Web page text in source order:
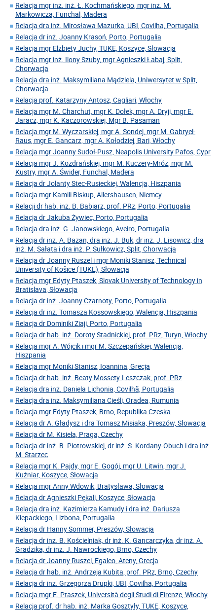
Relacja mgr inż. inż. Ł. Kochmańskiego, mgr inż. M.
Markowicza, Funchal, Madera
Relacja dra inż. Mirosława Mazurka, UBI, Covilha, Portugalia
Relacja dr inż. Joanny Krasoń, Porto, Portugalia
Relacja mgr Elżbiety Juchy, TUKE, Koszyce, Słowacja
Relacja mgr inż. Ilony Szuby, mgr Agnieszki Łabaj, Split,
Chorwacja
Relacja dra inż. Maksymiliana Mądziela, Uniwersytet w Split,
Chorwacja
Relacja prof. Katarzyny Antosz, Cagliari, Włochy
Relacja mgr M. Charchut, mgr K. Dołek, mgr A. Dryji, mgr E.
Jaracz, mgr K. Kaczorowskiej, Mgr B. Pasaman
Relacja mgr M. Wyczarskiej, mgr A. Sondej, mgr M. Gabryel-
Raus, mgr E. Gancarz, mgr A. Kołodziej, Bari, Włochy
Relacja mgr Joanny Sudoł-Pusz, Neapolis University Pafos, Cypr
Relacja mgr J. Kozdrańskiej, mgr M. Kuczery-Mróz, mgr M.
Kustry, mgr A. Świder, Funchal, Madera
Relacja dr Jolanty Stec-Rusieckiej, Walencja, Hiszpania
Relacja mgr Kamili Biskup, Allershausen, Niemcy
Relacji dr hab. inż. B. Babiarz, prof. PRz, Porto, Portugalia
Relacja dr Jakuba Żywiec, Porto, Portugalia
Relacja dra inż. G. Janowskiego, Aveiro, Portugalia
Relacja dr inż. A. Bazan, dra inż. J. Buk, dr inż. J. Lisowicz, dra
inż. M. Sałata i dra inż. P. Sułkowicz, Split, Chorwacja
Relacja dr Joanny Ruszel i mgr Moniki Stanisz, Technical
University of Košice (TUKE), Słowacja
Relacja mgr Edyty Ptaszek, Slovak University of Technology in
Bratislava, Słowacja
Relacja dr inż. Joanny Czarnoty, Porto, Portugalia
Relacja dr inż. Tomasza Kossowskiego, Walencja, Hiszpania
Relacja dr Dominiki Ziaji, Porto, Portugalia
Relacja dr hab. inż. Doroty Stadnickiej, prof. PRz, Turyn, Włochy
Relacja mgr A. Wójcik i mgr M. Szczepańskiej, Walencja,
Hiszpania
Relacja mgr Moniki Stanisz, Ioannina, Grecja
Relacja dr hab. inż. Beaty Mossety-Leszczak, prof. PRz
Relacja dra inż. Daniela Lichonia, Covilhã, Portugalia
Relacja dra inż. Maksymiliana Cieśli, Oradea, Rumunia
Relacja mgr Edyty Ptaszek, Brno, Republika Czeska
Relacja dr A. Gładysz i dra Tomasz Misiaka, Preszów, Słowacja
Relacja dr M. Kisiela, Praga, Czechy
Relacja dr inż. B. Piotrowskiej, dr inż. S. Kordany-Obuch i dra inż.
M. Starzec
Relacja mgr K. Pajdy, mgr E. Gogój, mgr U. Litwin, mgr J.
Kuźniar, Koszyce, Słowacja
Relacja mgr Anny Wdowik, Bratysława, Słowacja
Relacja dr Agnieszki Pękali, Koszyce, Słowacja
Relacja dra inż. Kazimierza Kamudy i dra inż. Dariusza
Klepackiego, Lizbona, Portugalia
Relacja dr Hanny Sommer, Preszów, Słowacja
Relacja dr inż. B. Kościelniak, dr inż. K. Gancarczyka, dr inż. A.
Gradzika, dr inż. J. Nawrockiego, Brno, Czechy
Relacja dr Joanny Ruszel, Egaleo, Ateny, Grecja
Relacja dr hab. inż. Andrzeja Kubita, prof. PRz, Brno, Czechy
Relacja dr inż. Grzegorza Drupki, UBI, Covilha, Portugalia
Relacja mgr E. Ptaszek, Università degli Studi di Firenze, Włochy
Relacja prof. dr hab. inż. Marka Gosztyły, TUKE, Koszyce,